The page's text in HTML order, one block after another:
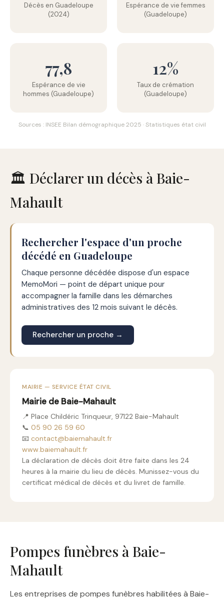
Décès en Guadeloupe
(2024)
Espérance de vie femmes
(Guadeloupe)
77,8
Espérance de vie
hommes (Guadeloupe)
12%
Taux de crémation
(Guadeloupe)
Sources : INSEE Bilan démographique 2025 · Statistiques état civil
🏛️ Déclarer un décès à Baie-
Mahault
Rechercher l'espace d'un proche
décédé en Guadeloupe
Chaque personne décédée dispose d'un espace
MemoMori — point de départ unique pour
accompagner la famille dans les démarches
administratives des 12 mois suivant le décès.
Rechercher un proche →
MAIRIE — SERVICE ÉTAT CIVIL
Mairie de Baie-Mahault
📍 Place Childéric Trinqueur, 97122 Baie-Mahault
📞 05 90 26 59 60
📧 contact@baiemahault.fr
www.baiemahault.fr
La déclaration de décès doit être faite dans les 24
heures à la mairie du lieu de décès. Munissez-vous du
certificat médical de décès et du livret de famille.
Pompes funèbres à Baie-
Mahault
Les entreprises de pompes funèbres habilitées à Baie-